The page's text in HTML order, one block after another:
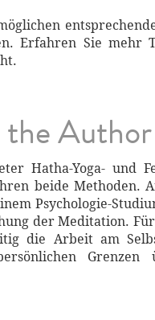
Erfahren Sie mehr
Author
Hatha-Yoga- und
beide Methoden.
Psychologie-
der Meditation.
die Arbeit am
Grenzen